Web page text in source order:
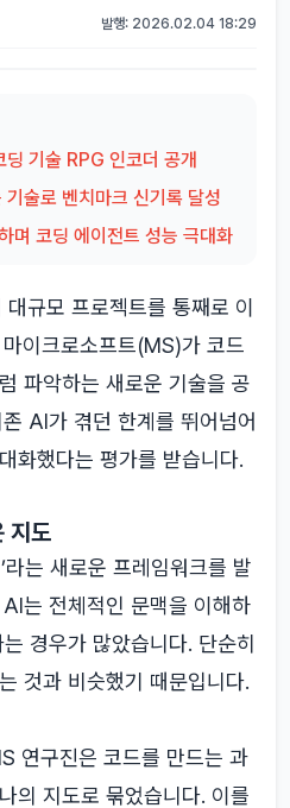
발행: 2026.02.04 18:29
기술 RPG 인코더 공개
술로 벤치마크 신기록 달성
며 코딩 에이전트 성능 극대화
규모 프로젝트를 통째로 이
이크로소프트(MS)가 코드
파악하는 새로운 기술을 공
AI가 겪던 한계를 뛰어넘어
화했다는 평가를 받습니다.
지도
라는 새로운 프레임워크를 발
는 전체적인 문맥을 이해하
경우가 많았습니다. 단순히
것과 비슷했기 때문입니다.
연구진은 코드를 만드는 과
의 지도로 묶었습니다. 이를